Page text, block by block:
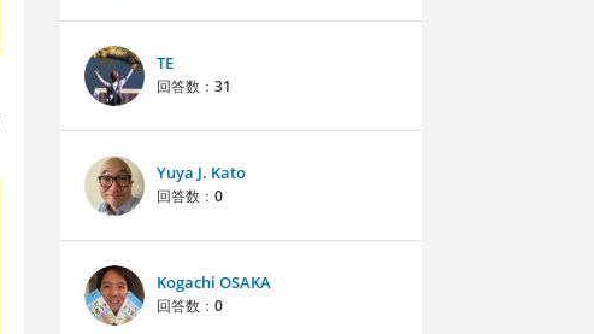
TE
回答数： 31
Yuya J. Kato
回答数： 0
Kogachi OSAKA
回答数： 0